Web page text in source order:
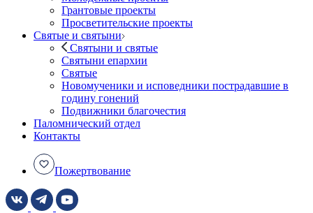
Грантовые проекты
Просветительские проекты
Святые и святыни
Святыни и святые
Святыни епархии
Святые
Новомученики и исповедники пострадавшие в
годину гонений
Подвижники благочестия
Паломнический отдел
Контакты
Пожертвование